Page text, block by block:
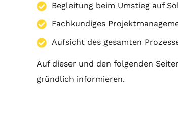
Begleitung beim Umstieg auf
Fachkundiges
Aufsicht des gesamten
Auf dieser und den folgenden
gründlich informieren.